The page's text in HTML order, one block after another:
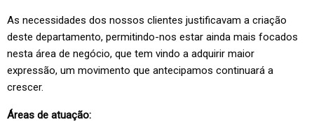
As necessidades dos nossos clientes justificavam a criação
deste departamento, permitindo-nos estar ainda mais focados
nesta área de negócio, que tem vindo a adquirir maior
expressão, um movimento que antecipamos continuará a
crescer.
Áreas de atuação: